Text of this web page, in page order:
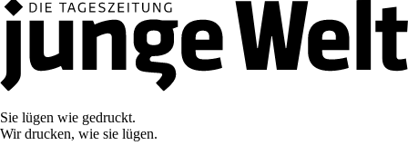
Sie lügen wie gedruckt.
Wir drucken, wie sie lügen.